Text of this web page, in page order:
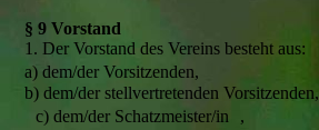
§ 9 Vorstand
1. Der Vorstand des Vereins besteht aus:
a) dem/der Vorsitzenden,
b) dem/der stellvertretenden Vorsitzenden,
c) dem/der Schatzmeister/in ,